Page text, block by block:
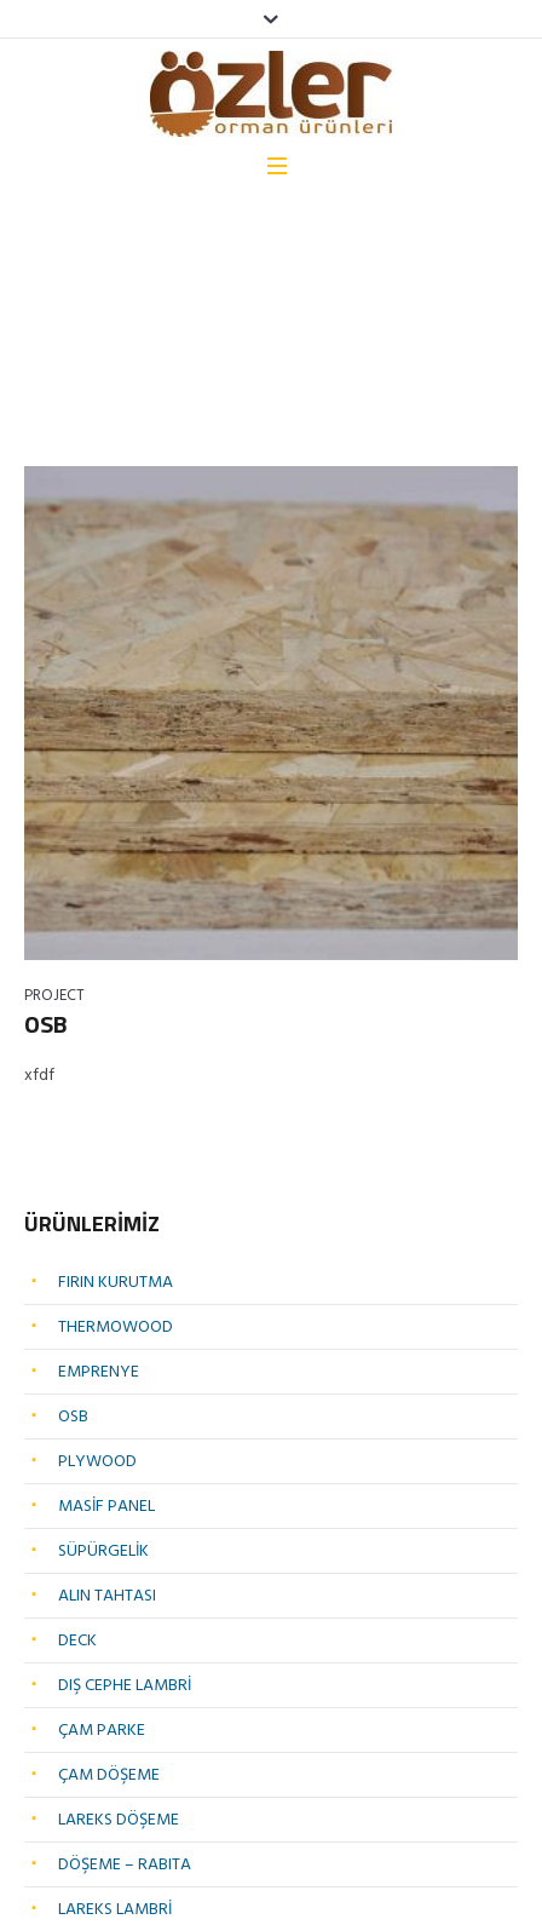
PROJECT
OSB
xfdf
ÜRÜNLERİMİZ
FIRIN KURUTMA
THERMOWOOD
EMPRENYE
OSB
PLYWOOD
MASİF PANEL
SÜPÜRGELİK
ALIN TAHTASI
DECK
DIŞ CEPHE LAMBRİ
ÇAM PARKE
ÇAM DÖŞEME
LAREKS DÖŞEME
DÖŞEME – RABITA
LAREKS LAMBRİ